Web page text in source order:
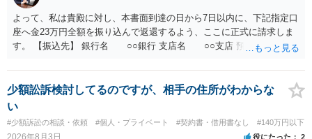
よって、私は貴殿に対し、本書面到達の日から7日以内に、下記指定口
座へ金23万円全額を振り込んで返還するよう、ここに正式に請求しま
す。 【振込先】 銀行名 ○○銀行 支店名 ○○支店 預金種別 普通
されない場合には、貴殿には任意に返金する意思がないものと判断
し、やむを得ず、返還金23万円及びこれに対する遅延損害金の支払い
を求める民事訴訟、支払督促その他必要な法的手続を直ちに講じま
いても併せて請求する予定ですので、あらかじめ申し添えます。 本件
少額訟訴検討してるのですが、相手の住所がわからな
い
#少額訴訟の相談・依頼 #個人・プライベート #契約書・借用書なし #140万円以下
2026年8月3日 役にたった 2